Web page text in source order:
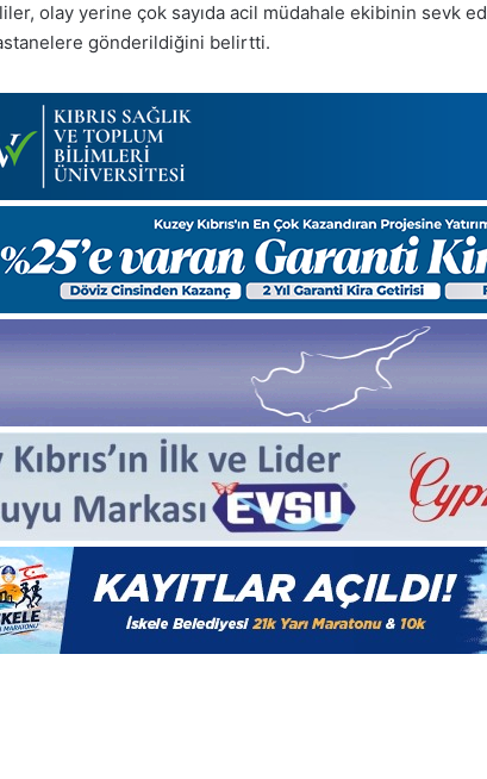
olay yerine çok sayıda acil müdahale ekibinin sevk
gönderildiğini belirtti.
Gıynık
1
Aralık
Pazartesi
2025,
manşetleri
1 Aralık 2025
1 Aralık Pazartesi 2025,
Medya manşetleri